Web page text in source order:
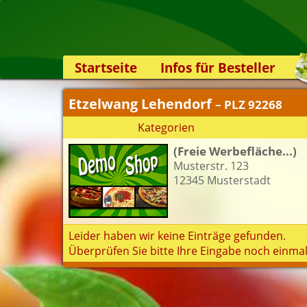
Startseite
Infos für Besteller
Lieferservice-App
Weiterempfehlen
Newsletter
Sicherheit
Kontakt
Etzelwang Lehendorf– PLZ 92268
Kategorien
(Freie Werbefläche...)
Musterstr. 123
12345 Musterstadt
Leider haben wir keine Einträge gefunden.
Überprüfen Sie bitte Ihre Eingabe noch